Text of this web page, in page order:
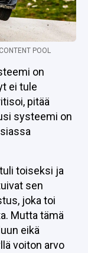
POOL
on
ei tule
pitää
systeemi on
toiseksi ja
sen
joka toi
Mutta tämä
eikä
voiton arvo